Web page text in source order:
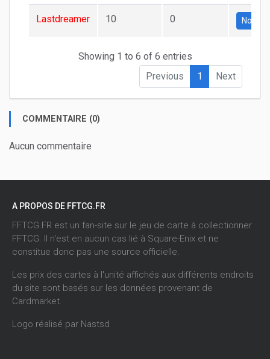
Lastdreamer 10 0
Showing 1 to 6 of 6 entries
Previous
1 Next
COMMENTAIRE (0)
Aucun commentaire
A PROPOS DE FFTCG.FR
FFTCG.FR est un fan-site sur le jeu de carte à collectionner
FFTCG. Il n'est en aucun cas lié à Square-Enix et ne
constitue donc pas une source officielle.
Les prix des cartes à l'unité affichés aux différents endroits
du site sont basés sur les données provenant de
Cardmarket.
Logo réalisé par Nastsd